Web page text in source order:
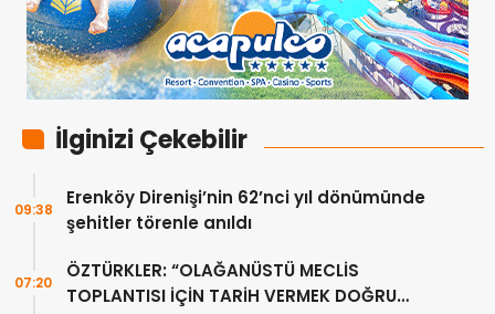
İlginizi Çekebilir
Erenköy Direnişi’nin 62’nci yıl dönümünde
şehitler törenle anıldı
09:38
ÖZTÜRKLER: “OLAĞANÜSTÜ MECLİS
TOPLANTISI İÇİN TARİH VERMEK DOĞRU
07:20